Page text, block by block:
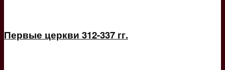
Первые церкви 312-337 гг.